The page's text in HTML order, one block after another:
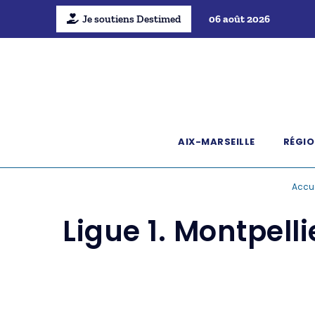
Je soutiens Destimed 06 août 2026
AIX-MARSEILLE
Ligue 1.